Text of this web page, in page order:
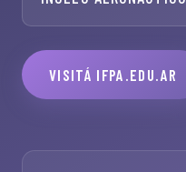
VISITÁ IFPA.EDU.AR